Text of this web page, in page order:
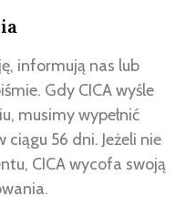
informują nas lub
Gdy CICA wyśle
musimy wypełnić
56 dni. Jeżeli nie
CICA wycofa swoją